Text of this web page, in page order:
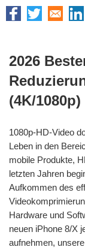
2026
(4K/1080p)
1080p-HD-Video
Leben in den
mobile Produkte,
letzten Jahren
Aufkommen des
Hardware und
neuen iPhone 8/X
aufnehmen,